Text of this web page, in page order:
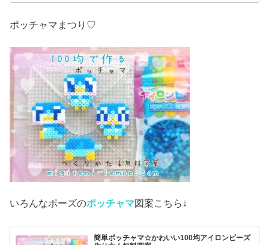
ポッチャマまつり♡
いろんなポーズのポッチャマ図案こちら↓
簡単ポッチャマ☆かわいい100均アイロンビーズ